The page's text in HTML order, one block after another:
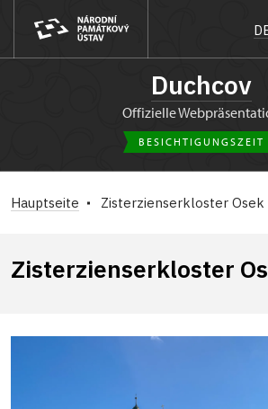
Duchcov
Offizielle
BESICHTIGUNGSZEIT
Hauptseite Zisterzienserkloster Osek
Zisterzienserkloster